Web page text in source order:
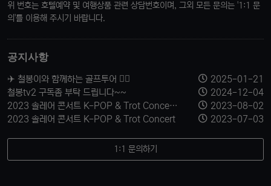
위 번호는 호텔예약 및 여행상품 관련 상담번호이며, 그외 모든 문의는 '1:1 문
의'를 이용해 주시기 바랍니다.
공지사항
✈️ 철봉이와 함께하는 골프투어 🏌️‍♂️
2025-01-21
철봉tv2 구독좀 부탁 드립니다~~
2024-12-04
2023 솔레어 콘서트 K-POP & Trot Concert 티켓 신청 받습니다.
2023-08-02
2023 솔레어 콘서트 K-POP & Trot Concert
2023-07-03
1:1 문의하기